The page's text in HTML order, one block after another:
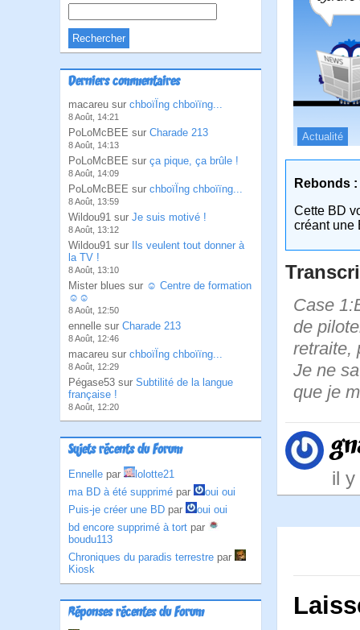
Derniers commentaires
macareu sur chboïÏng chboïïng...
8 Août, 14:21
PoLoMcBEE sur Charade 213
8 Août, 14:13
PoLoMcBEE sur ça pique, ça brûle !
8 Août, 14:09
PoLoMcBEE sur chboïÏng chboïïng...
8 Août, 13:59
Wildou91 sur Je suis motivé !
8 Août, 13:12
Wildou91 sur
Ils veulent tout donner à
la TV !
8 Août, 13:10
Mister blues sur ☺ Centre de formation
☺☺
8 Août, 12:50
ennelle sur Charade 213
8 Août, 12:46
macareu sur chboïÏng chboïïng...
8 Août, 12:29
Pégase53 sur Subtilité de la langue
française !
8 Août, 12:20
Sujets récents du Forum
Ennelle par
lolotte21
ma BD à été supprimé par
oui oui
Puis-je créer une BD par
oui oui
bd encore supprimé à tort par
boudu113
Chroniques du paradis terrestre par
Kiosk
Réponses récentes du Forum
Actualité
Rebonds :
Cette BD
créant une
Case
de
retraite,
Je ne
que je
il y